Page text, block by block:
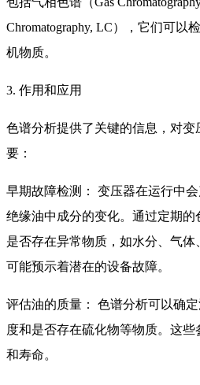
Chromatography, LC），它们可以
机物质。
3. 作用和应用
色谱分析提供了关键的信息，对
要：
早期故障检测： 变压器在运行中
绝缘油中成分的变化。通过定期
是否存在异常物质，如水分、气
可能预示着潜在的设备故障。
评估油的质量： 色谱分析可以确
度和是否存在硫化物等物质。这
和寿命。